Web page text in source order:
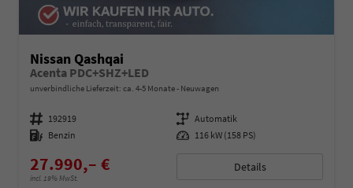
Nissan Qashqai
Acenta PDC+SHZ+LED
unverbindliche Lieferzeit: ca. 4-5 Monate Neuwagen
Fahrzeugnummer 192919 Getriebe Automatik
Kraftstoff Benzin Leistung 116 kW (158 PS)
27.990,– €
incl. 19% MwSt.
Details